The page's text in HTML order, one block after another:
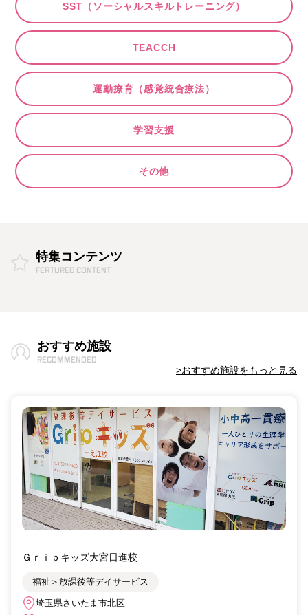
SST（ソーシャルスキルトレーニング）
TEACCH
運動療育（感覚統合療法）
学習支援
その他
特集コンテンツ
おすすめ施設
おすすめ施設をもっと見る
Ｇｒｉｐキッズ大宮日進校
福祉＞放課後等デイサービス
埼玉県さいたま市北区